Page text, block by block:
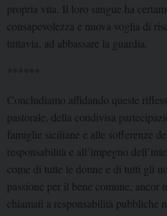
propria vita. Il loro sangue ha
consapevolezza e nuova voglia di
tuttavia, ad abbassare la guardia.
Concludiamo affidando queste
pastorale, della condivisa
famiglie siciliane e alle sofferenze
responsabilità e all’impegno
come di tutte le donne e di tutti gli
passione per il bene comune, ancor
chiamati a responsabilità pubbliche